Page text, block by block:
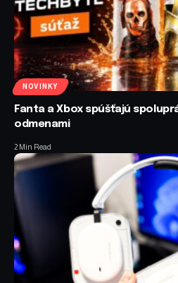
NOVINKY
Fanta a Xbox spúšťajú
odmenami
2 Min Read